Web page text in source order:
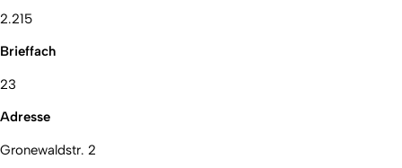
2.215
Brieffach
23
Adresse
Gronewaldstr. 2